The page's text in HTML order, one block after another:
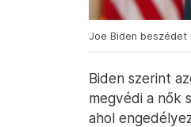
Joe Biden beszédet
Biden szerint
megvédi a nők
ahol